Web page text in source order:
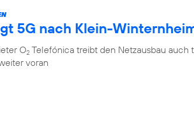
5G nach Klein-
O2 Telefónica treibt den Netzausbau auch
voran